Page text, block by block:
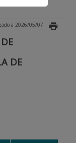
a 2026/05/07
DE